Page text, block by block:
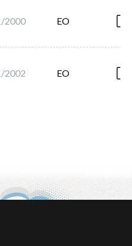
2000 EO
2002 EO